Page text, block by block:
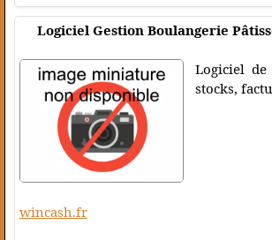
Logiciel Gestion Boulangerie
Logiciel de
stocks,
wincash.fr